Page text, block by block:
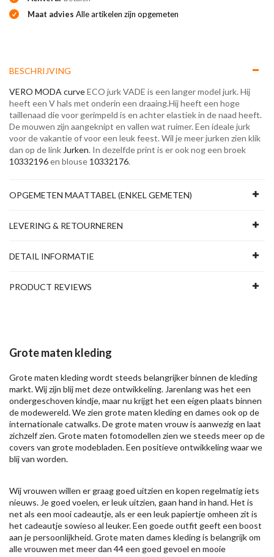
Maat advies Alle artikelen zijn opgemeten
BESCHRIJVING
VERO MODA curveECO jurk VADE is een langer model jurk. Hij
heeft een V hals met onderin een draaing.Hij heeft een hoge
taillenaad die voor gerimpeld is en achter elastiek in de naad heeft.
De mouwen zijn aangeknipt en vallen wat ruimer. Een ideale jurk
voor de vakantie of voor een leuk feest. Wil je meer jurken zien klik
dan op de link Jurken. In dezelfde print is er ook nog een broek
10332196en blouse 10332176.
OPGEMETEN MAATTABEL (ENKEL GEMETEN)
LEVERING & RETOURNEREN
DETAIL INFORMATIE
PRODUCT REVIEWS
Grote maten kleding
Grote maten kleding wordt steeds belangrijker binnen de kleding
markt. Wij zijn blij met deze ontwikkeling. Jarenlang was het een
ondergeschoven kindje, maar nu krijgt het een eigen plaats binnen
de modewereld. We zien grote maten kleding en dames ook op de
internationale catwalks. De grote maten vrouw is aanwezig en laat
zichzelf zien. Grote maten fotomodellen zien we steeds meer op de
covers van grote modebladen. Een positieve ontwikkeling waar we
blij van worden.
Wij vrouwen willen er graag goed uitzien en kopen regelmatig iets
nieuws. Je goed voelen, er leuk uitzien, gaan hand in hand. Het is
net als een mooi cadeautje, als er een leuk papiertje omheen zit is
het cadeautje sowieso al leuker. Een goede outfit geeft een boost
aan je persoonlijkheid. Grote maten dames kleding is belangrijk om
alle vrouwen met meer dan 44 een goed gevoel en mooie